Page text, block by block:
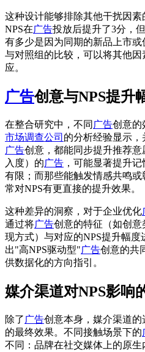
这种设计能够排除其他干扰因
NPS在广告投放后提升了3分，
有多少是因为同期的新品上市
与对照组的比较，可以将其他因
应。
广告创意与NPS提升
在整合研究中，不同 广告创意的
市场调查公司 的分析经验显示
广告创意，都能同步提升推荐
入度）的广告 ，可能显著提升
有限；而那些能触发情感共鸣
常对NPS有更直接的提升效果。
这种差异的洞察，对于企业优化
通过将广告创意的特征（如创
现方式）与对应的NPS提升幅
出"高NPS驱动型"广告创意的共
供数据化的方向指引。
媒介渠道对NPS影响
除了 广告创意本身，媒介渠道的
的最终效果。不同接触场景下的
不同：品牌在社交媒体上的原生